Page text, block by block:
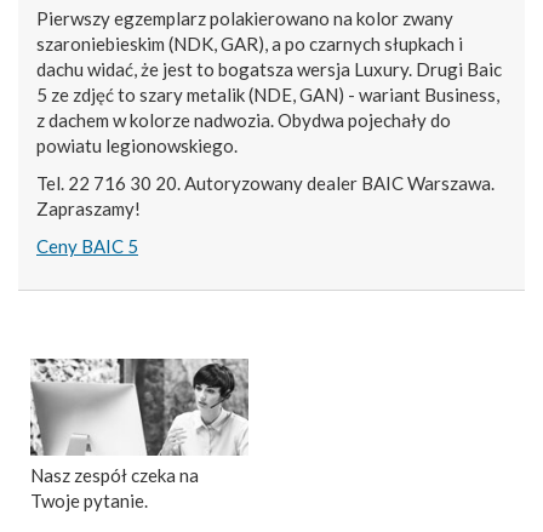
Pierwszy egzemplarz polakierowano na kolor zwany
szaroniebieskim (NDK, GAR), a po czarnych słupkach i
dachu widać, że jest to bogatsza wersja Luxury. Drugi Baic
5 ze zdjęć to szary metalik (NDE, GAN) - wariant Business,
z dachem w kolorze nadwozia. Obydwa pojechały do
powiatu legionowskiego.
Tel. 22 716 30 20. Autoryzowany dealer BAIC Warszawa.
Zapraszamy!
Ceny BAIC 5
Nasz zespół czeka na
Twoje pytanie.